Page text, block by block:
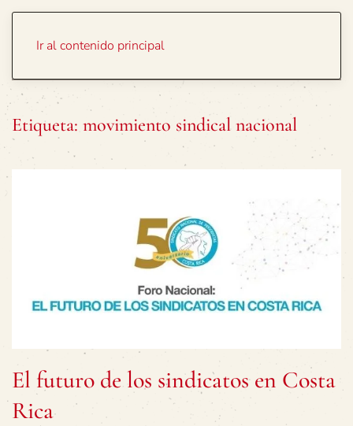
Ir al contenido principal
Etiqueta: movimiento sindical nacional
El futuro de los sindicatos en Costa
Rica